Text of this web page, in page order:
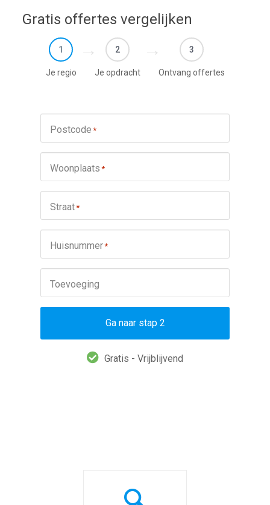
Gratis offertes vergelijken
1
Je regio
2
Je opdracht
3
Ontvang offertes
Postcode *
Woonplaats *
Straat*
Huisnummer*
Toevoeging
Ga naar stap 2
Gratis - Vrijblijvend